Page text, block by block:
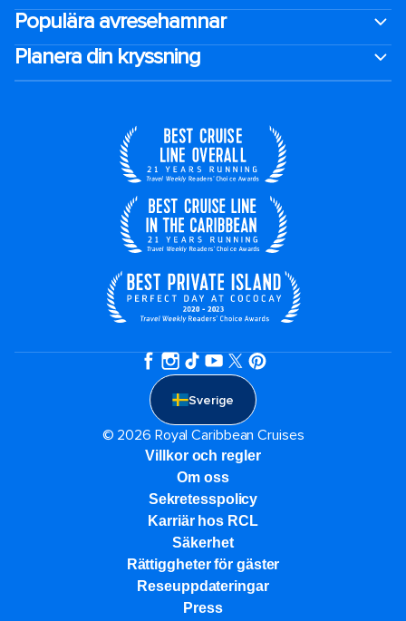
Populära avresehamnar
Planera din kryssning
Sverige
© 2026 Royal Caribbean Cruises
Villkor och regler
Om oss
Sekretesspolicy
Karriär hos RCL
Säkerhet
Rättiggheter för gäster
Reseuppdateringar​
Press